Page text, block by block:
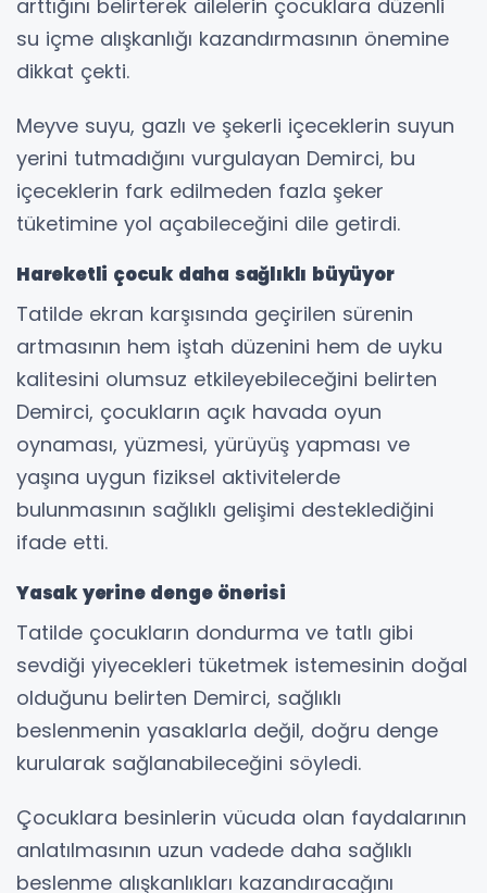
arttığını belirterek ailelerin çocuklara düzenli
su içme alışkanlığı kazandırmasının önemine
dikkat çekti.
Meyve suyu, gazlı ve şekerli içeceklerin suyun
yerini tutmadığını vurgulayan Demirci, bu
içeceklerin fark edilmeden fazla şeker
tüketimine yol açabileceğini dile getirdi.
Hareketli çocuk daha sağlıklı büyüyor
Tatilde ekran karşısında geçirilen sürenin
artmasının hem iştah düzenini hem de uyku
kalitesini olumsuz etkileyebileceğini belirten
Demirci, çocukların açık havada oyun
oynaması, yüzmesi, yürüyüş yapması ve
yaşına uygun fiziksel aktivitelerde
bulunmasının sağlıklı gelişimi desteklediğini
ifade etti.
Yasak yerine denge önerisi
Tatilde çocukların dondurma ve tatlı gibi
sevdiği yiyecekleri tüketmek istemesinin doğal
olduğunu belirten Demirci, sağlıklı
beslenmenin yasaklarla değil, doğru denge
kurularak sağlanabileceğini söyledi.
Çocuklara besinlerin vücuda olan faydalarının
anlatılmasının uzun vadede daha sağlıklı
beslenme alışkanlıkları kazandıracağını